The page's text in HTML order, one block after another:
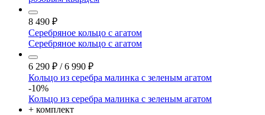
8 490 ₽
Серебряное кольцо с агатом
Серебряное кольцо с агатом
6 290 ₽ / 6 990 ₽
Кольцо из серебра малинка с зеленым агатом
-10%
Кольцо из серебра малинка с зеленым агатом
+ комплект